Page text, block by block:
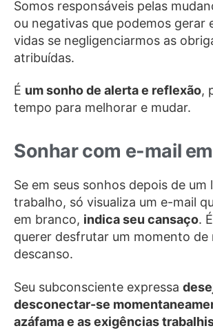
Somos responsáveis pelas
ou negativas que podemos gerar
vidas se negligenciarmos as
atribuídas.
É um sonho de alerta e reflexão,
tempo para melhorar e mudar.
Sonhar com e-mail
Se em seus sonhos depois de um
trabalho, só visualiza um e-mail
em branco, indica seu cansaço.
querer desfrutar um momento de
descanso.
Seu subconsciente expressa
desconectar-se
azáfama e as exigências